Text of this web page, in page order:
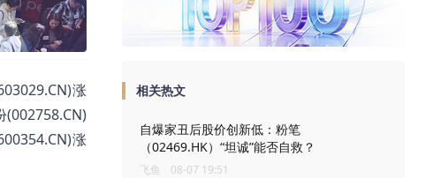
涨
(002758.CN)
涨
相关热文
自爆家丑后股价创新低：粉笔
（02469.HK）“坦诚”能否自救？
飞鱼 08-07 19:51